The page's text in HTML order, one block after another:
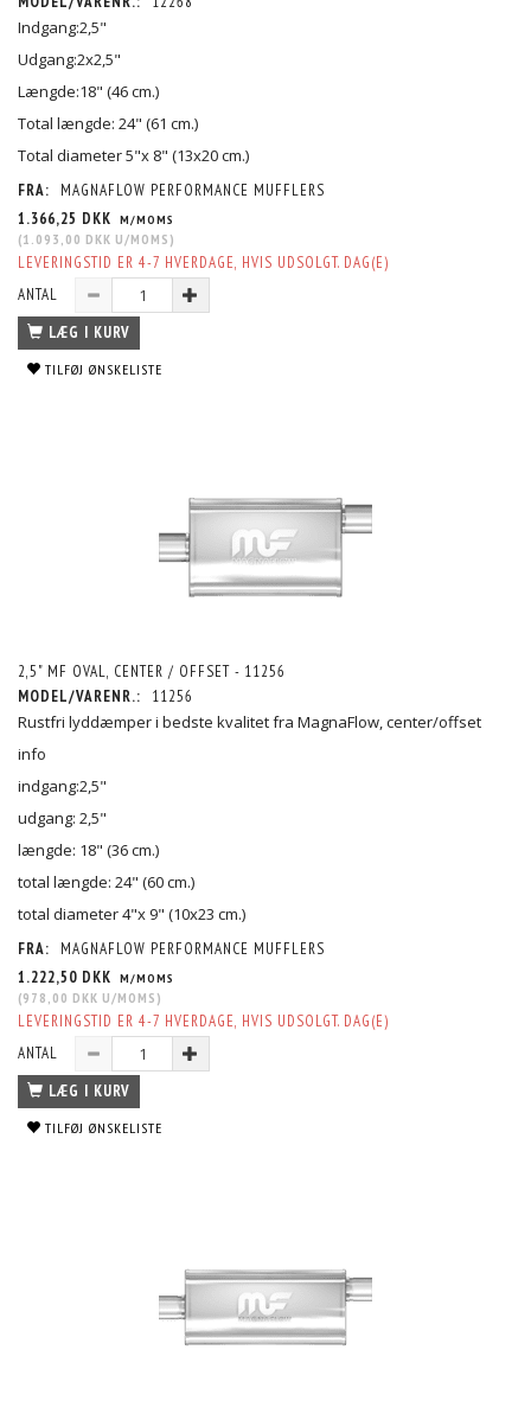
Indgang:2,5"
Udgang:2x2,5"
Længde:18" (46 cm.)
Total længde: 24" (61 cm.)
Total diameter 5"x 8" (13x20 cm.)
FRA:
MAGNAFLOW PERFORMANCE MUFFLERS
1.366,25 DKK M/MOMS
(1.093,00 DKK U/MOMS )
LEVERINGSTID ER 4-7 HVERDAGE, HVIS UDSOLGT. DAG(E)
ANTAL
LÆG I KURV
TILFØJ ØNSKELISTE
2,5" MF OVAL, CENTER / OFFSET - 11256
MODEL/VARENR.:
11256
Rustfri lyddæmper i bedste kvalitet fra MagnaFlow, center/offset
info
indgang:2,5"
udgang: 2,5"
længde: 18" (36 cm.)
total længde: 24" (60 cm.)
total diameter 4"x 9" (10x23 cm.)
FRA:
MAGNAFLOW PERFORMANCE MUFFLERS
1.222,50 DKK M/MOMS
(978,00 DKK U/MOMS )
LEVERINGSTID ER 4-7 HVERDAGE, HVIS UDSOLGT. DAG(E)
ANTAL
LÆG I KURV
TILFØJ ØNSKELISTE